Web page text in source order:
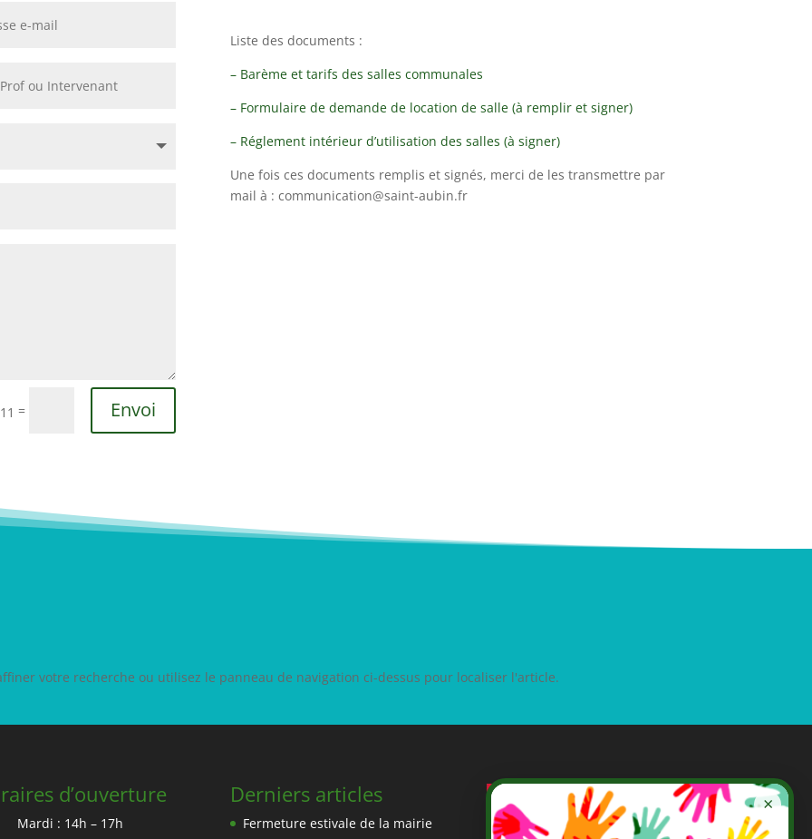
= Envoi
Liste des documents :
– Barème et tarifs des salles communales
– Formulaire de demande de location de salle (à remplir et signer)
– Réglement intérieur d’utilisation des salles (à signer)
Une fois ces documents remplis et signés, merci de les transmettre par
mail à : communication@saint-aubin.fr
votre recherche ou utilisez le panneau de navigation ci-dessus pour localiser l'article.
d’ouverture
Mardi : 14h – 17h
Derniers articles
Fermeture estivale de la mairie
×